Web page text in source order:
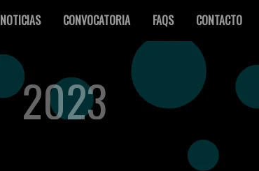
NOTICIAS CONVOCATORIA FAQS CONTACTO
2023